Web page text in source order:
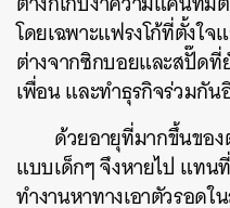
โดยเฉพาะแฟรงโก้ที่ตั้งใ
ต่างจากซิกบอยและสปั๊ดที่
เพื่อน และทำธุรกิจร่วมกัน
ด้วยอายุที่มากขึ้นขอ
แบบเด็กๆ จึงหายไป แท
ทำงานหาทางเอาตัวรอด